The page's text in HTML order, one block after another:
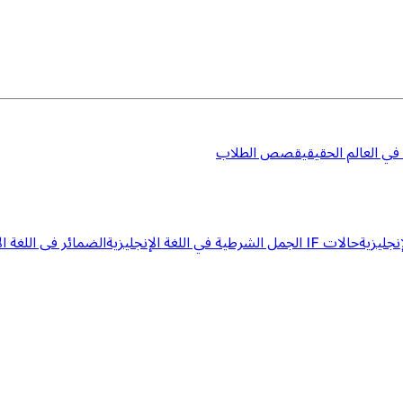
في العالم الحقيقيقصص الطلاب
حالات IF الجمل الشرطية في اللغة الإنجليزية الضمائر فى اللغة